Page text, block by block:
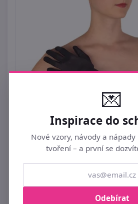
+
499 Kč
💌
Inspirace do
Nové vzory, návody a
tvoření – a první se
Odebírat